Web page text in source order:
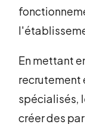
En mettant
recrutement
spécialisés,
créer des